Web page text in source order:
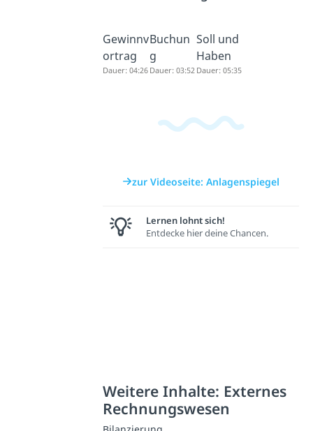
Gewinnv
ortrag
Dauer: 04:26
Buchun
g
Dauer: 03:52
Soll und
Haben
Dauer: 05:35
zur Videoseite: Anlagenspiegel
Lernen lohnt sich!
Entdecke hier deine Chancen.
Weitere Inhalte: Externes
Rechnungswesen